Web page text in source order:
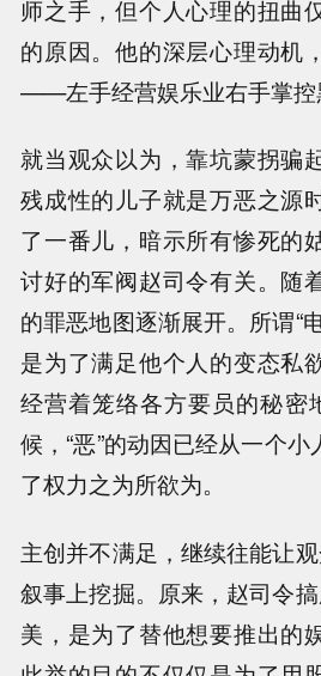
师之手，但个人心理的扭曲
的原因。他的深层心理动机
——左手经营娱乐业右手掌控
就当观众以为，靠坑蒙拐骗
残成性的儿子就是万恶之源
了一番儿，暗示所有惨死的
讨好的军阀赵司令有关。随
的罪恶地图逐渐展开。所谓“
是为了满足他个人的变态私
经营着笼络各方要员的秘密
候，“恶”的动因已经从一个
了权力之为所欲为。
主创并不满足，继续往能让
叙事上挖掘。原来，赵司令
美，是为了替他想要推出的